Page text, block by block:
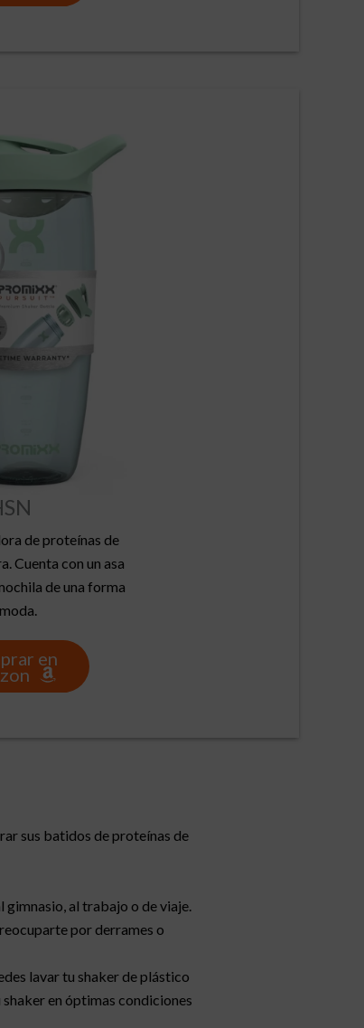
de proteínas de
Cuenta con un asa
de una forma
en
sus batidos de proteínas de
gimnasio, al trabajo o de viaje.
por derrames o
lavar tu shaker de plástico
en óptimas condiciones